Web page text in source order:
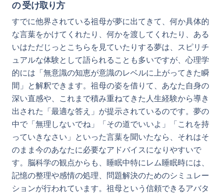
の 受け取り方
すでに他界されている祖母が夢に出てきて、何か具体的
な言葉をかけてくれたり、何かを渡してくれたり、ある
いはただじっとこちらを見ていたりする夢は、スピリチ
ュアルな体験として語られることも多いですが、心理学
的には「無意識の知恵が意識のレベルに上がってきた瞬
間」と解釈できます。祖母の姿を借りて、あなた自身の
深い直感や、これまで積み重ねてきた人生経験から導き
出された「最適な答え」が提示されているのです。夢の
中で「無理しないでね」「その道でいいよ」「これを持
っていきなさい」といった言葉を聞いたなら、それはそ
のまま今のあなたに必要なアドバイスになりやすいで
す。脳科学の観点からも、睡眠中特にレム睡眠時には、
記憶の整理や感情の処理、問題解決のためのシミュレー
ションが行われています。祖母という信頼できるアバタ